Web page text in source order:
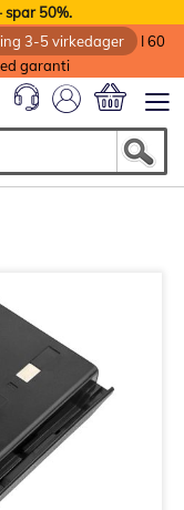
spar 50%.
3-5 virkedager
I 60
garanti